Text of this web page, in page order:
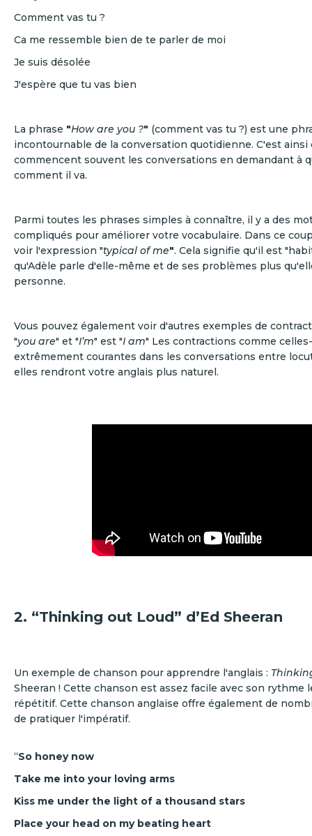
Comment vas tu ?
Ca me ressemble bien de te parler de moi
Je suis désolée
J'espère que tu vas bien
La phrase "How are you ?" (comment vas tu ?) est une
incontournable de la conversation quotidienne. C'est ainsi
commencent souvent les conversations en demandant à
comment il va.
Parmi toutes les phrases simples à connaître, il y a des
compliqués pour améliorer votre vocabulaire. Dans ce
voir l'expression "typical of me". Cela signifie qu'il est
qu'Adèle parle d'elle-même et de ses problèmes plus
personne.
Vous pouvez également voir d'autres exemples de
"you are" et "I’m" est "I am" Les contractions comme
extrêmement courantes dans les conversations entre
elles rendront votre anglais plus naturel.
2. “Thinking out Loud” d’Ed Sheeran
Un exemple de chanson pour apprendre l'anglais :
Sheeran ! Cette chanson est assez facile avec son rythme
répétitif. Cette chanson anglaise offre également de
de pratiquer l'impératif.
“So honey now
Take me into your loving arms
Kiss me under the light of a thousand stars
Place your head on my beating heart